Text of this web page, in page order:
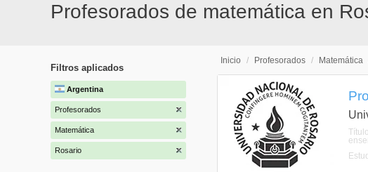
Profesorados de matemática en
Filtros aplicados
Argentina
Profesorados
Matemática
Rosario
Inicio / Profesorados / Matemática